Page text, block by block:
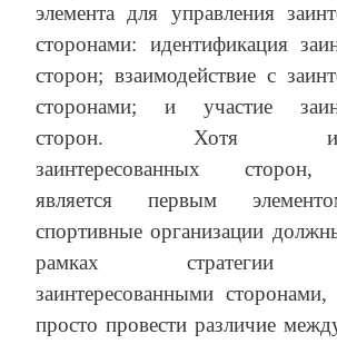
элемента для управления
сторонами: идентификация
сторон; взаимодействие с
сторонами; и участие
сторон. Хотя
заинтересованных сторон,
является первым
спортивные организации
рамках стратегии
заинтересованными сторонами,
просто провести различие